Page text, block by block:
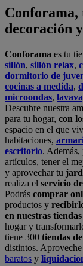
Conforama,
decoración
Conforama es tu
sillón, sillón relax,
dormitorio de
cocinas a medida,
microondas,
Descubre nuestra
para tu hogar, con
espacio en el que
habitaciones,
escritorio. Además,
artículos, tener el
y aprovechar tu
realiza el servicio
Podrás comprar
productos y
en nuestras
hogar y
tiene 300 tiendas
distintos.
baratos y